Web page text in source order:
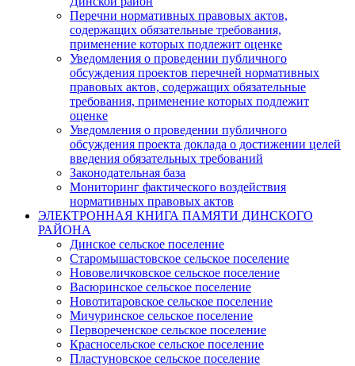
Перечни нормативных правовых актов,
содержащих обязательные требования,
применение которых подлежит оценке
Уведомления о проведении публичного
обсуждения проектов перечней нормативных
правовых актов, содержащих обязательные
требования, применение которых подлежит
оценке
Уведомления о проведении публичного
обсуждения проекта доклада о достижении целей
введения обязательных требований
Законодательная база
Мониторинг фактического воздействия
нормативных правовых актов
ЭЛЕКТРОННАЯ КНИГА ПАМЯТИ ДИНСКОГО
РАЙОНА
Динское сельское поселение
Старомышастовское сельское поселение
Нововеличковское сельское поселение
Васюринское сельское поселение
Новотитаровское сельское поселение
Мичуринское сельское поселение
Первореченское сельское поселение
Красносельское сельское поселение
Пластуновское сельское поселение